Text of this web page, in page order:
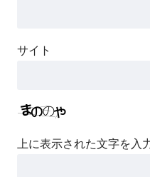
サイト
上に表示された文字を入